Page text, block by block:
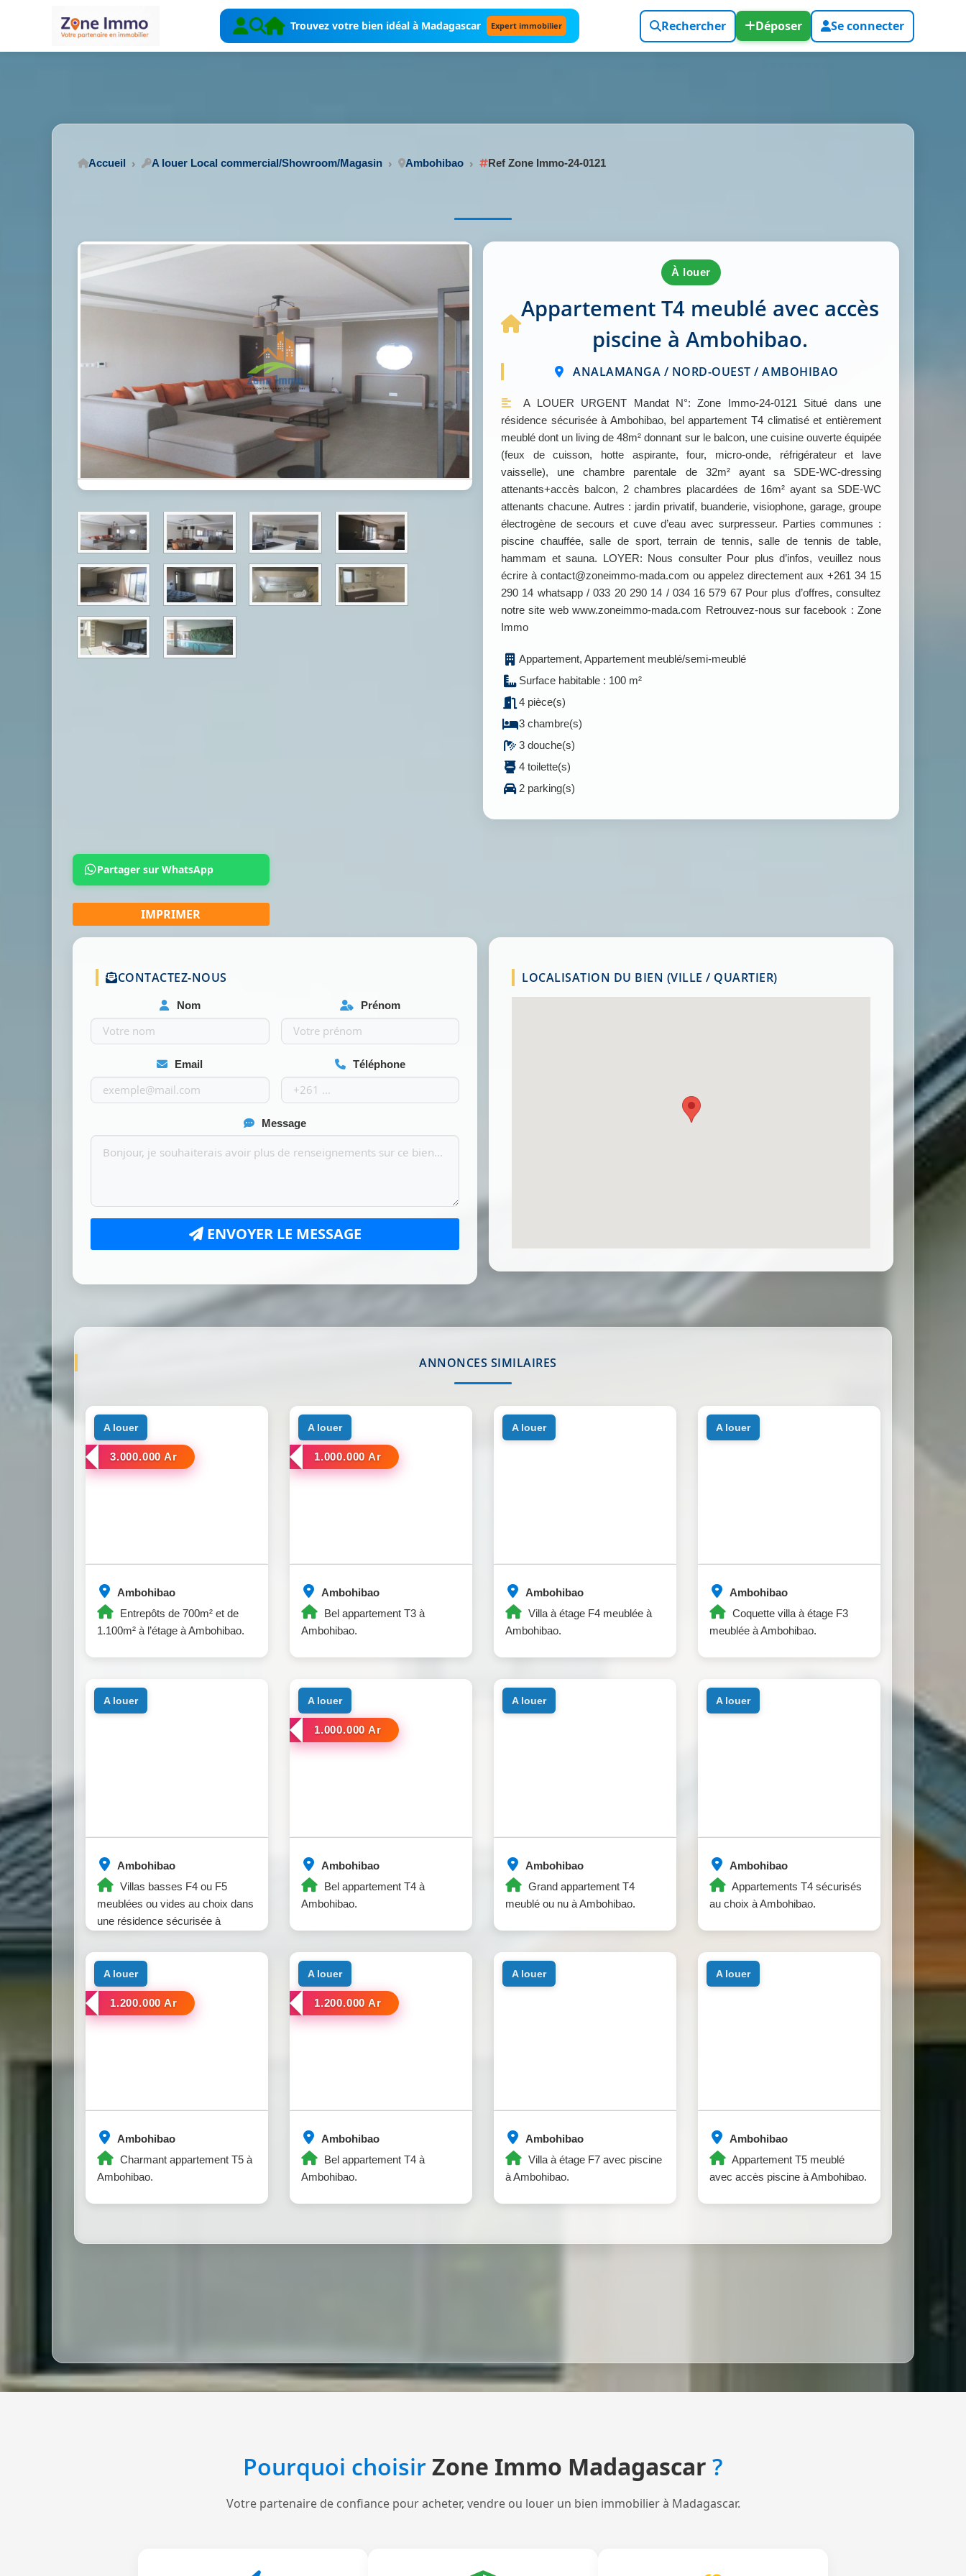
Trouvez votre bien idéal à Madagascar Expert immobilier Rechercher Déposer Se connecter
Accueil A louer Local commercial/Showroom/Magasin Ambohibao Ref Zone Immo-24-0121
à louer
Appartement T4 meublé avec accès
piscine à Ambohibao.
ANALAMANGA / NORD-OUEST / AMBOHIBAO
A LOUER URGENT Mandat N°: Zone Immo-24-0121 Situé dans une
résidence sécurisée à Ambohibao, bel appartement T4 climatisé et entièrement
meublé dont un living de 48m² donnant sur le balcon, une cuisine ouverte équipée
(feux de cuisson, hotte aspirante, four, micro-onde, réfrigérateur et lave
vaisselle), une chambre parentale de 32m² ayant sa SDE-WC-dressing
attenants+accès balcon, 2 chambres placardées de 16m² ayant sa SDE-WC
attenants chacune. Autres : jardin privatif, buanderie, visiophone, garage, groupe
électrogène de secours et cuve d’eau avec surpresseur. Parties communes :
piscine chauffée, salle de sport, terrain de tennis, salle de tennis de table,
hammam et sauna. LOYER: Nous consulter Pour plus d’infos, veuillez nous
écrire à contact@zoneimmo-mada.com ou appelez directement aux +261 34 15
290 14 whatsapp / 033 20 290 14 / 034 16 579 67 Pour plus d’offres, consultez
notre site web www.zoneimmo-mada.com Retrouvez-nous sur facebook : Zone
Immo
Appartement, Appartement meublé/semi-meublé
Surface habitable : 100 m²
4 pièce(s)
3 chambre(s)
3 douche(s)
4 toilette(s)
2 parking(s)
Partager sur WhatsApp
CONTACTEZ-NOUS
Nom Prénom
Email Téléphone
Message
ENVOYER LE MESSAGE
LOCALISATION DU BIEN (VILLE / QUARTIER)
ANNONCES SIMILAIRES
Ambohibao
Entrepôts de 700m² et de
1.100m² à l’étage à Ambohibao.
a louer
3.000.000 Ar
Ambohibao
Bel appartement T3 à
Ambohibao.
a louer
1.000.000 Ar
Ambohibao
Villa à étage F4 meublée à
Ambohibao.
a louer
Ambohibao
Coquette villa à étage F3
meublée à Ambohibao.
a louer
Ambohibao
Villas basses F4 ou F5
meublées ou vides au choix dans
une résidence sécurisée à
a louer
Ambohibao
Bel appartement T4 à
Ambohibao.
a louer
1.000.000 Ar
Ambohibao
Grand appartement T4
meublé ou nu à Ambohibao.
a louer
Ambohibao
Appartements T4 sécurisés
au choix à Ambohibao.
a louer
Ambohibao
Charmant appartement T5 à
Ambohibao.
a louer
1.200.000 Ar
Ambohibao
Bel appartement T4 à
Ambohibao.
a louer
1.200.000 Ar
Ambohibao
Villa à étage F7 avec piscine
à Ambohibao.
a louer
Ambohibao
Appartement T5 meublé
avec accès piscine à Ambohibao.
a louer
Pourquoi choisirZone Immo Madagascar ?
Votre partenaire de confiance pour acheter, vendre ou louer un bien immobilier à Madagascar.